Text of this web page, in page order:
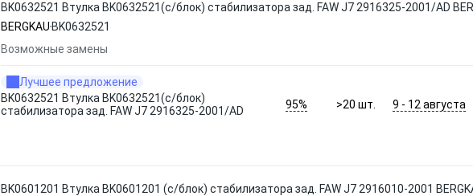
BK0632521 Втулка BK0632521(с/блок) стабилизатора зад. FAW J7 2916325-2001/AD
BERGKAU BK0632521
Возможные замены
Лучшее предложение
BK0632521 Втулка BK0632521(с/блок)
стабилизатора зад. FAW J7 2916325-2001/AD
95% >20шт. 9 - 12 августа
BK0601201 Втулка BK0601201 (с/блок) стабилизатора зад. FAW J7 2916010-2001